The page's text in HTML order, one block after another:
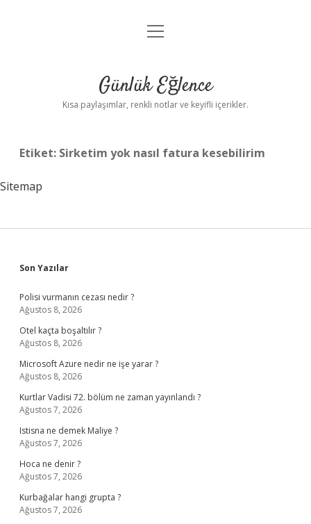
Anasayfa
Yasal Uyarı
menüyü
Günlük Eğlence
Kısa paylaşımlar, renkli notlar ve keyifli içerikler.
Etiket: Sirketim yok nasıl fatura kesebilirim
Sitemap
Sidebar
Son Yazılar
Polisi vurmanın cezası nedir ?
Ağustos 8, 2026
Otel kaçta boşaltılır ?
Ağustos 8, 2026
Microsoft Azure nedir ne işe yarar ?
Ağustos 8, 2026
Kurtlar Vadisi 72. bölüm ne zaman yayınlandı ?
Ağustos 7, 2026
Istisna ne demek Maliye ?
Ağustos 7, 2026
Hoca ne denir ?
Ağustos 7, 2026
Kurbağalar hangi grupta ?
Ağustos 7, 2026